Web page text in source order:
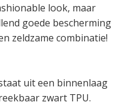
look, maar
goede bescherming
zeldzame combinatie!
uit een binnenlaag
zwart TPU.